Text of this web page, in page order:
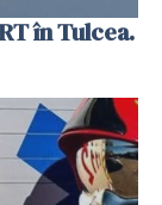
în Tulcea.